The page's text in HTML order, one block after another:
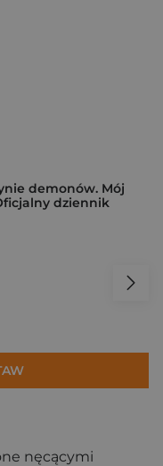
demonów. Mój
dziennik
nęcącymi